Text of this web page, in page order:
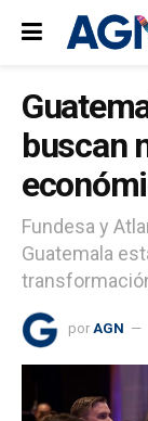
buscan
Fundesa y
Guatemala
por AGN